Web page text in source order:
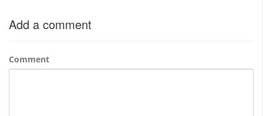
Add a comment
Comment